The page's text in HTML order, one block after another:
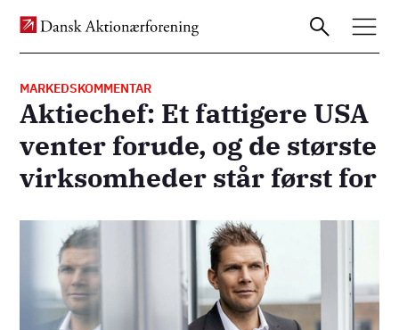
Gå
til
hovedindhold
MARKEDSKOMMENTAR
Aktiechef: Et fattigere USA
venter forude, og de største
virksomheder står først for
Billede